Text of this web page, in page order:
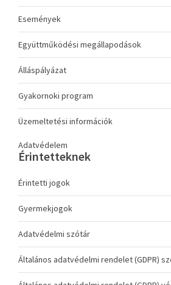
Események
Együttműködési megállapodások
Álláspályázat
Gyakornoki program
Üzemeltetési információk
Adatvédelem
Érintetteknek
Érintetti jogok
Gyermekjogok
Adatvédelmi szótár
Általános adatvédelmi rendelet (GDPR)